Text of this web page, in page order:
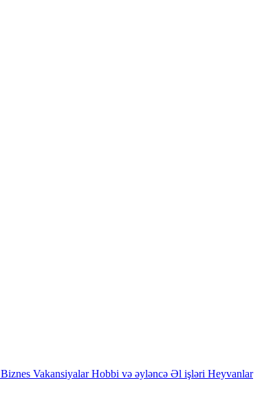
Biznes Vakansiyalar Hobbi və əyləncə Əl işləri Heyvanlar